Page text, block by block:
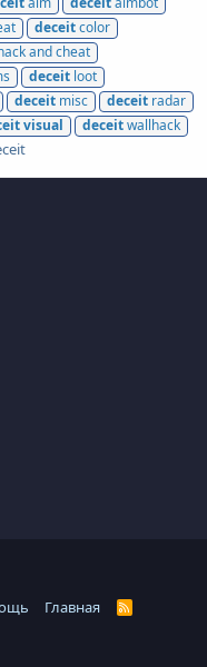
deceitcolor
and cheat
deceit loot
deceit misc deceit radar
visual deceitwallhack
Главная
R